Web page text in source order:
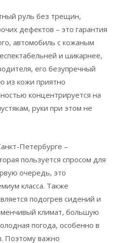
руль без трещин,
дефектов – это гарантия
автомобиль с кожаным
и шикарнее,
его безупречный
из кожи приятно
концентрируется на
руки при этом не
Петербурге –
пользуется спросом для
очередь, это
класса. Также
подогрев сидений и
климат, большую
погода, особенно в
Поэтому важно